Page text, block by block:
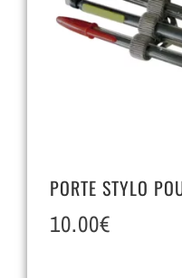
PORTE STYLO
10.00€